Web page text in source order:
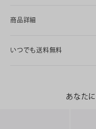
商品詳細
いつでも送料無料
あなた